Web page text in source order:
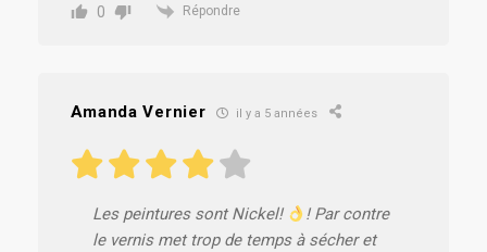
0 Répondre
Amanda Vernier il y a 5 années
Les peintures sont Nickel!
! Par contre
le vernis met trop de temps à sécher et